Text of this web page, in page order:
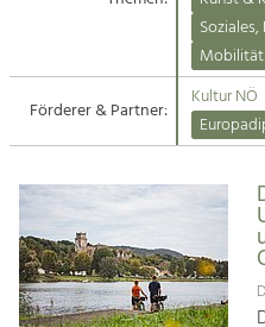
Suche
Impressum
Kontakt
Angebotsentwicklung und
Handwerk, Wissenschaft und
Soziales, Bildung &
Identität
Gleichberechtigung, Jugend
Förderer & Partner:
Kultur NÖ